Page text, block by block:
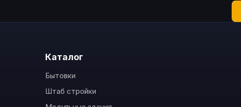
Каталог
Бытовки
Штаб стройки